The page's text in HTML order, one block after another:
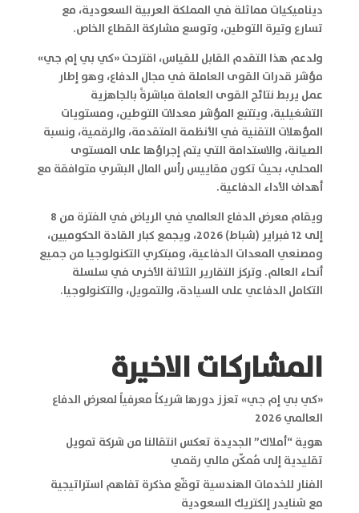
ديناميكيات مماثلة في المملكة العربية السعودية، مع
تسارع وتيرة التوطين، وتوسع مشاركة القطاع الخاص.
ولدعم هذا التقدم القابل للقياس، اقترحت «كي بي إم جي»
مؤشر قدرات القوى العاملة في مجال الدفاع، وهو إطار
عمل يربط نتائج القوى العاملة مباشرةً بالجاهزية
التشغيلية، ويتتبع المؤشر معدلات التوطين، ومستويات
المؤهلات التقنية في الأنظمة المتقدمة، والرقمية، ونسبة
الصيانة، والاستدامة التي يتم إجراؤها على المستوى
المحلي، بحيث تكون مقاييس رأس المال البشري متوافقة مع
أهداف الأداء الدفاعية.
ويقام معرض الدفاع العالمي في الرياض في الفترة من 8
إلى 12 فبراير (شباط) 2026، ويجمع كبار القادة الحكوميين،
ومصنعي المعدات الدفاعية، ومبتكري التكنولوجيا من جميع
أنحاء العالم. وتركز التقارير الثلاثة الأخرى في سلسلة
التكامل الدفاعي على السيادة، والتمويل، والتكنولوجيا.
المشاركات الاخيرة
«كي بي إم جي» تعزز دورها شريكاً معرفياً لمعرض الدفاع
العالمي 2026
هوية “أملاك” الجديدة تعكس انتقالنا من شركة تمويل
تقليدية إلى مُمكّن مالي رقمي
الفنار للخدمات الهندسية توقّع مذكرة تفاهم استراتيجية
مع شنايدر إلكتريك السعودية